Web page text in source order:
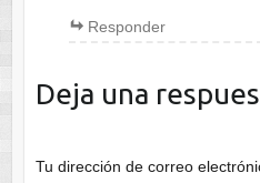
Responder
Deja una
Tu dirección de correo